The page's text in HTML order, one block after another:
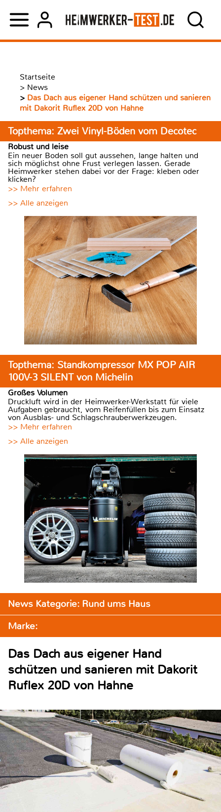
Startseite
> News
> Das Dach aus eigener Hand schützen und sanieren
mit Dakorit Ruflex 20D von Hahne
Topthema: Zwei Vinyl-Böden vom Decotec
Robust und leise
Ein neuer Boden soll gut aussehen, lange halten und
sich möglichst ohne Frust verlegen lassen. Gerade
Heimwerker stehen dabei vor der Frage: kleben oder
klicken?
>> Mehr erfahren
>> Alle anzeigen
Topthema: Standkompressor MX POP AIR
100V-3 SILENT von Michelin
Großes Volumen
Druckluft wird in der Heimwerker-Werkstatt für viele
Aufgaben gebraucht, vom Reifenfüllen bis zum Einsatz
von Ausblas- und Schlagschrauberwerkzeugen.
>> Mehr erfahren
>> Alle anzeigen
News Kategorie: Rund ums Haus
Marke:
Das Dach aus eigener Hand
schützen und sanieren mit Dakorit
Ruflex 20D von Hahne